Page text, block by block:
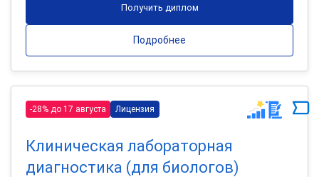
Получить диплом
Подробнее
-28% до 17 августа Лицензия
Клиническая лабораторная
диагностика (для биологов)